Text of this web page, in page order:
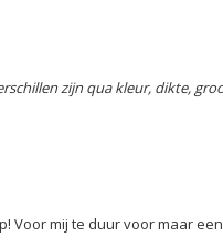
zijn qua kleur, dikte,
Voor mij te duur voor maar